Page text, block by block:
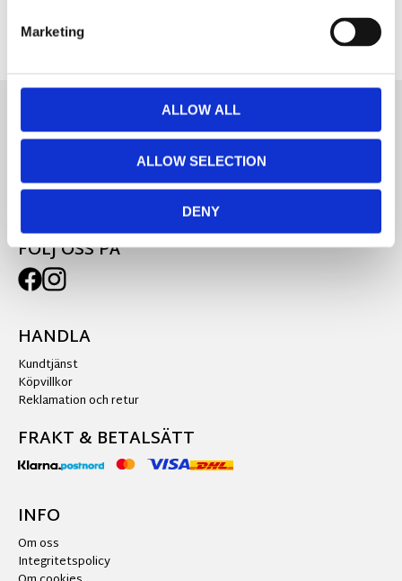
Marketing
ALLOW ALL
ALLOW SELECTION
DENY
KONTAKTA OSS
Ra:s Möbler AB
0951-77040
FÖLJ OSS PÅ
HANDLA
Kundtjänst
Köpvillkor
Reklamation och retur
FRAKT & BETALSÄTT
INFO
Om oss
Integritetspolicy